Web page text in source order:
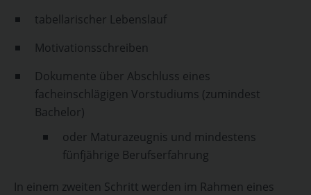
tabellarischer Lebenslauf
Motivationsschreiben
Dokumente über Abschluss eines
facheinschlägigen Vorstudiums (zumindest
Bachelor)
oder Maturazeugnis und mindestens
fünfjährige Berufserfahrung
In einem zweiten Schritt werden im Rahmen eines